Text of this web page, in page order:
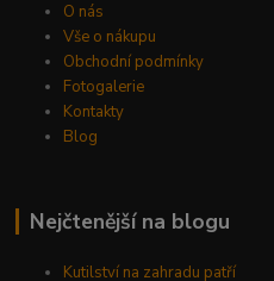
O nás
Vše o nákupu
Obchodní podmínky
Fotogalerie
Kontakty
Blog
Nejčtenější na blogu
Kutilství na zahradu patří